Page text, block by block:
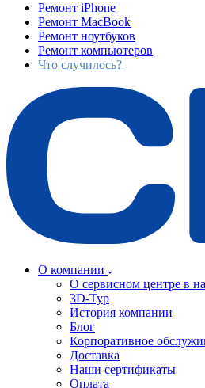
Ремонт iPhone
Ремонт MacBook
Ремонт ноутбуков
Ремонт компьютеров
Что случилось?
О компании
О сервисном центре в
3D-Тур
История компании
Блог
Корпоративное
Доставка
Наши сертификаты
Оплата